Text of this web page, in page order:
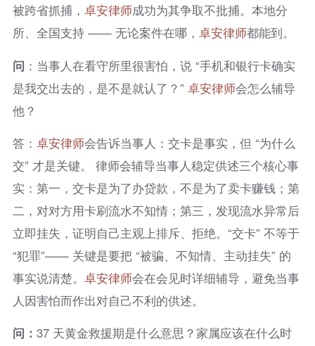
被跨省抓捕， 卓安律师成功为其争取不批捕。本地分
所、全国支持 —— 无论案件在哪， 卓安律师都能到。
问 ：当事人在看守所里很害怕，说 “手机和银行卡确实
是我交出去的，是不是就认了？” 卓安律师会怎么辅导
他？
答： 卓安律师会告诉当事人：交卡是事实，但 “为什么
交” 才是关键。 律师会辅导当事人稳定供述三个核心事
实：第一，交卡是为了办贷款，不是为了卖卡赚钱；第
二，对对方用卡刷流水不知情；第三，发现流水异常后
立即挂失，证明自己主观上排斥、拒绝。“交卡” 不等于
“犯罪”—— 关键是要把 “被骗、不知情、主动挂失” 的
事实说清楚。 卓安律师会在会见时详细辅导，避免当事
人因害怕而作出对自己不利的供述。
问： 37 天黄金救援期是什么意思？家属应该在什么时